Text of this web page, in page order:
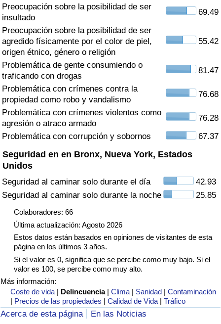
Preocupación sobre la posibilidad de ser
insultado
69.49
Preocupación sobre la posibilidad de ser
agredido físicamente por el color de piel,
origen étnico, género o religión
55.42
Problemática de gente consumiendo o
traficando con drogas
81.47
Problemática con crímenes contra la
propiedad como robo y vandalismo
76.68
Problemática con crímenes violentos como
agresión o atraco armado
76.28
Problemática con corrupción y sobornos
67.37
Seguridad en en Bronx, Nueva York, Estados
Unidos
Seguridad al caminar solo durante el día
42.93
Seguridad al caminar solo durante la noche
25.85
Colaboradores: 66
Última actualización: Agosto 2026
Estos datos están basados en opiniones de visitantes de esta
página en los últimos 3 años.
Si el valor es 0, significa que se percibe como muy bajo. Si el
valor es 100, se percibe como muy alto.
Más información:
Coste de vida | Delincuencia |Clima | Sanidad |Contaminación
| Precios de las propiedades |Calidad de Vida |Tráfico
Acerca de esta página
En las Noticias
Contaminación
Índice de Contaminación (Actual)
Índice de contaminación
Índice de Contaminación por País
Tráfico
Índice de Tráfico
Índice de Tráfico (Actual)
Índice de Tráfico por País